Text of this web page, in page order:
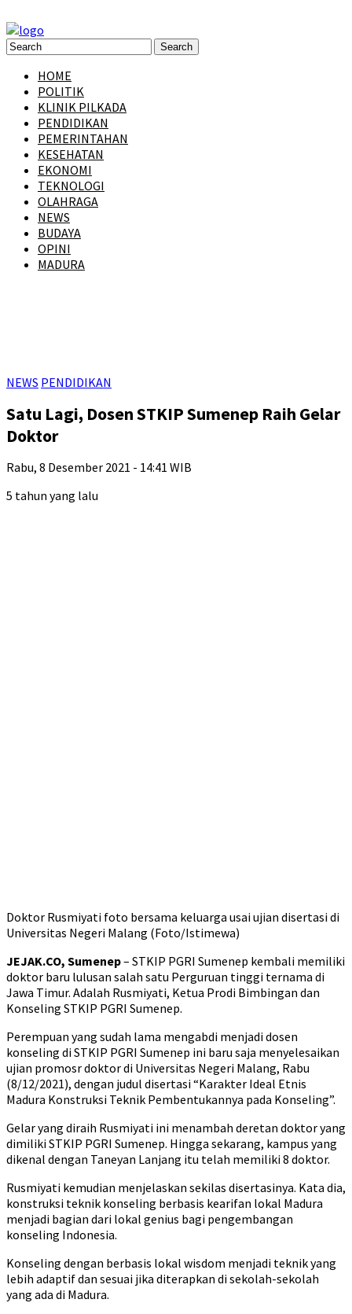
HOME
POLITIK
KLINIK PILKADA
PENDIDIKAN
PEMERINTAHAN
KESEHATAN
EKONOMI
TEKNOLOGI
OLAHRAGA
NEWS
BUDAYA
OPINI
MADURA
NEWS PENDIDIKAN
Satu Lagi, Dosen STKIP Sumenep Raih Gelar
Doktor
Rabu, 8 Desember 2021 - 14:41 WIB
5 tahun yang lalu
Doktor Rusmiyati foto bersama keluarga usai ujian disertasi di
Universitas Negeri Malang (Foto/Istimewa)
JEJAK.CO, Sumenep– STKIP PGRI Sumenep kembali memiliki
doktor baru lulusan salah satu Perguruan tinggi ternama di
Jawa Timur. Adalah Rusmiyati, Ketua Prodi Bimbingan dan
Konseling STKIP PGRI Sumenep.
Perempuan yang sudah lama mengabdi menjadi dosen
konseling di STKIP PGRI Sumenep ini baru saja menyelesaikan
ujian promosr doktor di Universitas Negeri Malang, Rabu
(8/12/2021), dengan judul disertasi “Karakter Ideal Etnis
Madura Konstruksi Teknik Pembentukannya pada Konseling”.
Gelar yang diraih Rusmiyati ini menambah deretan doktor yang
dimiliki STKIP PGRI Sumenep. Hingga sekarang, kampus yang
dikenal dengan Taneyan Lanjang itu telah memiliki 8 doktor.
Rusmiyati kemudian menjelaskan sekilas disertasinya. Kata dia,
konstruksi teknik konseling berbasis kearifan lokal Madura
menjadi bagian dari lokal genius bagi pengembangan
konseling Indonesia.
Konseling dengan berbasis lokal wisdom menjadi teknik yang
lebih adaptif dan sesuai jika diterapkan di sekolah-sekolah
yang ada di Madura.